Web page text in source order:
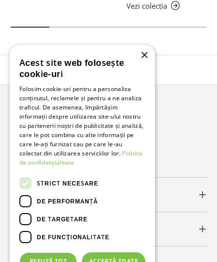
Vezi colecția
Înapoi în sus
Bunzl Romania
Soluții complete pentru afacerea ta.
FacebookLinkedIn
Link-uri utile
Newsletter
×
Acest site web folosește
cookie-uri
Folosim cookie-uri pentru a personaliza
conținutul, reclamele și pentru a ne analiza
traficul. De asemenea, împărtășim
informații despre utilizarea site-ului nostru
cu partenerii noștri de publicitate și analiză,
care le pot combina cu alte informații pe
care le-ați furnizat sau pe care le-au
colectat din utilizarea serviciilor lor. Politica
de confidențialitate
STRICT NECESARE
DE PERFORMANȚĂ
DE TARGETARE
DE FUNCŢIONALITATE